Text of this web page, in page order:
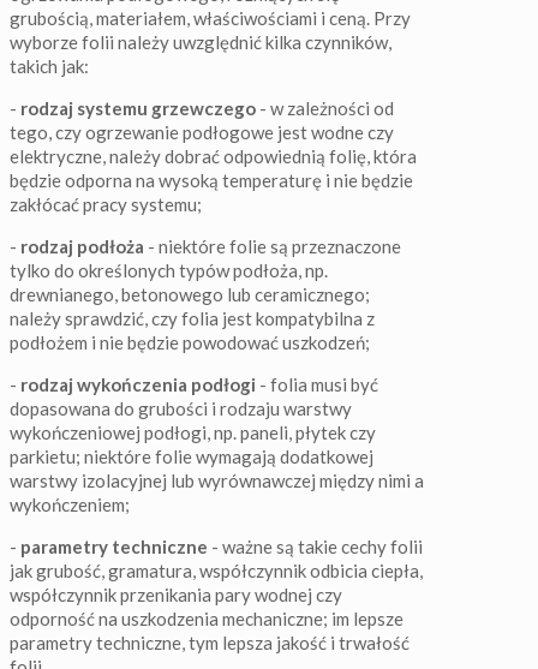
grubością, materiałem, właściwościami i ceną. Przy
wyborze folii należy uwzględnić kilka czynników,
takich jak:
- rodzaj systemu grzewczego - w zależności od
tego, czy ogrzewanie podłogowe jest wodne czy
elektryczne, należy dobrać odpowiednią folię, która
będzie odporna na wysoką temperaturę i nie będzie
zakłócać pracy systemu;
- rodzaj podłoża - niektóre folie są przeznaczone
tylko do określonych typów podłoża, np.
drewnianego, betonowego lub ceramicznego;
należy sprawdzić, czy folia jest kompatybilna z
podłożem i nie będzie powodować uszkodzeń;
- rodzaj wykończenia podłogi - folia musi być
dopasowana do grubości i rodzaju warstwy
wykończeniowej podłogi, np. paneli, płytek czy
parkietu; niektóre folie wymagają dodatkowej
warstwy izolacyjnej lub wyrównawczej między nimi a
wykończeniem;
- parametry techniczne - ważne są takie cechy folii
jak grubość, gramatura, współczynnik odbicia ciepła,
współczynnik przenikania pary wodnej czy
odporność na uszkodzenia mechaniczne; im lepsze
parametry techniczne, tym lepsza jakość i trwałość